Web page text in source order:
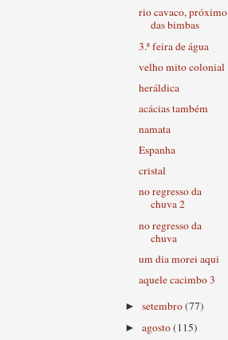
rio cavaco, próximo
das bimbas
3.ª feira de água
velho mito colonial
heráldica
acácias também
namata
Espanha
cristal
no regresso da
chuva 2
no regresso da
chuva
um dia morei aqui
aquele cacimbo 3
►setembro(77)
►agosto(115)